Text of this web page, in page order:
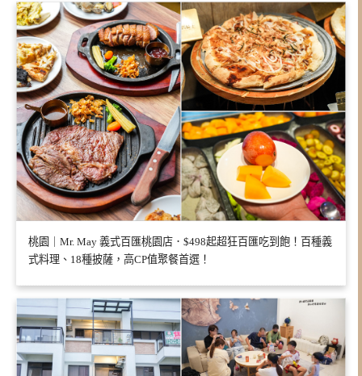
桃園｜Mr. May 義式百匯桃園店．$498起超狂百匯吃到飽！百種義
式料理、18種披薩，高CP值聚餐首選！